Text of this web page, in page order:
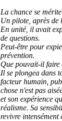
La chance se
Un pilote, après de
En unité, il avait
de questions.
Peut-être pour
prévention.
Que pouvait-il faire
Il se plongea dans
facteur humain,
chose n'est pas
et son expérience
réalisme. Sa
revivre intensément